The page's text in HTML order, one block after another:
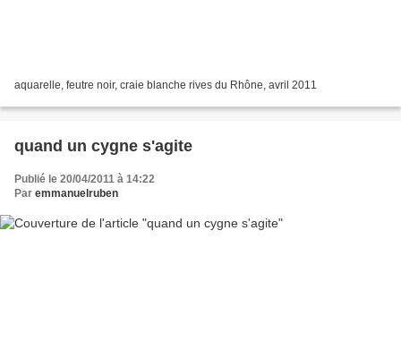
aquarelle, feutre noir, craie blanche rives du Rhône, avril 2011
quand un cygne s'agite
Publié le 20/04/2011 à 14:22
Par emmanuelruben